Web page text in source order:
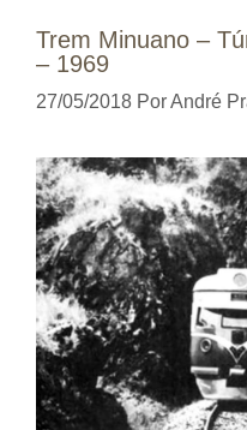
Trem Minuano –
– 1969
27/05/2018 PorAndré